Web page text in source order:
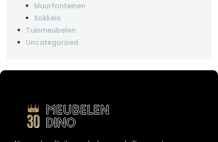
Muurfonteinen
Sokkels
Tuinmeubelen
Uncategorized